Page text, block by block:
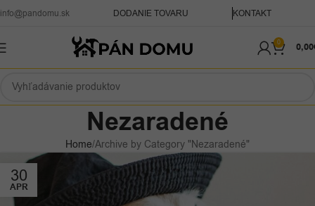
info@pandomu.sk DODANIE TOVARU KONTAKT
0 0,00
Nezaradené
Home Archive by Category "Nezaradené"
30
APR